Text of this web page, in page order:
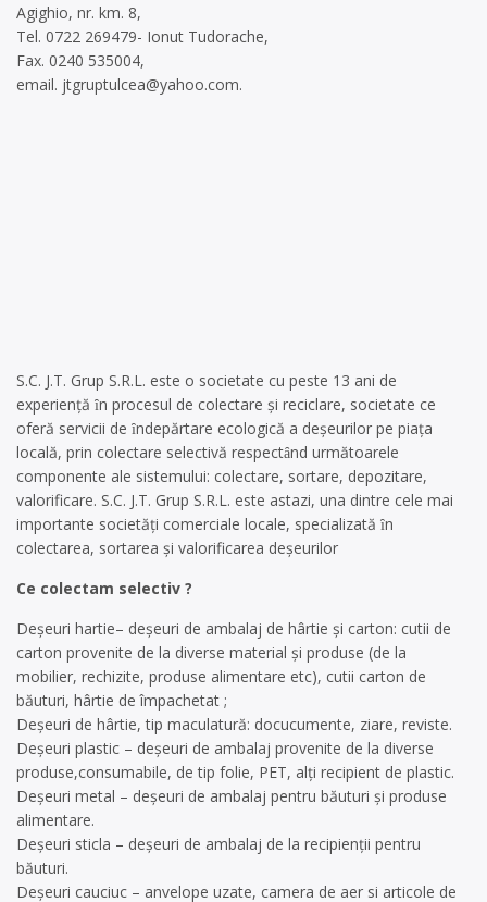
Agighio, nr. km. 8,
Tel. 0722 269479- Ionut Tudorache,
Fax. 0240 535004,
email. jtgruptulcea@yahoo.com.
S.C. J.T. Grup S.R.L. este o societate cu peste 13 ani de
experienţă ȋn procesul de colectare şi reciclare, societate ce
oferă servicii de ȋndepărtare ecologică a deşeurilor pe piaţa
locală, prin colectare selectivă respectȃnd următoarele
componente ale sistemului: colectare, sortare, depozitare,
valorificare. S.C. J.T. Grup S.R.L. este astazi, una dintre cele mai
importante societăţi comerciale locale, specializată ȋn
colectarea, sortarea şi valorificarea deşeurilor
Ce colectam selectiv ?
Deşeuri hartie– deşeuri de ambalaj de hârtie şi carton: cutii de
carton provenite de la diverse material şi produse (de la
mobilier, rechizite, produse alimentare etc), cutii carton de
băuturi, hârtie de împachetat ;
Deşeuri de hârtie, tip maculatură: docucumente, ziare, reviste.
Deşeuri plastic – deşeuri de ambalaj provenite de la diverse
produse,consumabile, de tip folie, PET, alţi recipient de plastic.
Deşeuri metal – deşeuri de ambalaj pentru băuturi şi produse
alimentare.
Deşeuri sticla – deşeuri de ambalaj de la recipienţii pentru
băuturi.
Deşeuri cauciuc – anvelope uzate, camera de aer si articole de